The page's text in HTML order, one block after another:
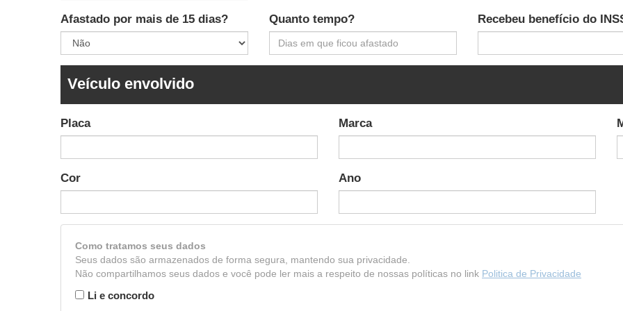
Afastado por mais de 15 dias? Quanto tempo? Recebeu benefício do
Veículo envolvido
Placa Marca
Cor Ano
Como tratamos seus dados
Seus dados são armazenados de forma segura, mantendo sua privacidade.
Não compartilhamos seus dados e você pode ler mais a respeito de nossas políticas no link Politica de Privacidade
Li e concordo